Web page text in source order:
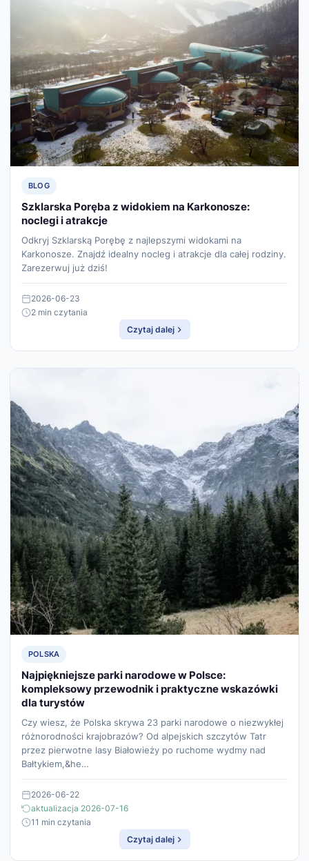
BLOG
Szklarska Poręba z widokiem na Karkonosze:
noclegi i atrakcje
Odkryj Szklarską Porębę z najlepszymi widokami na
Karkonosze. Znajdź idealny nocleg i atrakcje dla całej rodziny.
Zarezerwuj już dziś!
2026-06-23
2 min czytania
Czytaj dalej
POLSKA
Najpiękniejsze parki narodowe w Polsce:
kompleksowy przewodnik i praktyczne wskazówki
dla turystów
Czy wiesz, że Polska skrywa 23 parki narodowe o niezwykłej
różnorodności krajobrazów? Od alpejskich szczytów Tatr
przez pierwotne lasy Białowieży po ruchome wydmy nad
Bałtykiem,&he…
2026-06-22
aktualizacja 2026-07-16
11 min czytania
Czytaj dalej